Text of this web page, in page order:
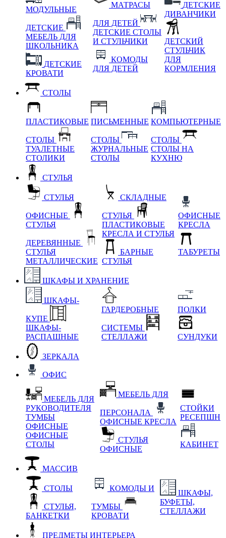
МОДУЛЬНЫЕ
ДЕТСКИЕ
МЕБЕЛЬ ДЛЯ
ШКОЛЬНИКА
ДЕТСКИЕ
КРОВАТИ
МАТРАСЫ
ДЛЯ ДЕТЕЙ
ДЕТСКИЕ СТОЛЫ
И СТУЛЬЧИКИ
КОМОДЫ
ДЛЯ ДЕТЕЙ
ДЕТСКИЕ
ДИВАНЧИКИ
ДЕТСКИЙ
СТУЛЬЧИК
ДЛЯ
КОРМЛЕНИЯ
СТОЛЫ
ПЛАСТИКОВЫЕ
СТОЛЫ
ТУАЛЕТНЫЕ
СТОЛИКИ
ПИСЬМЕННЫЕ
СТОЛЫ
ЖУРНАЛЬНЫЕ
СТОЛЫ
КОМПЬЮТЕРНЫЕ
СТОЛЫ
СТОЛЫ НА
КУХНЮ
СТУЛЬЯ
СТУЛЬЯ
ОФИСНЫЕ
СТУЛЬЯ
ДЕРЕВЯННЫЕ
СТУЛЬЯ
МЕТАЛЛИЧЕСКИЕ
СКЛАДНЫЕ
СТУЛЬЯ
ПЛАСТИКОВЫЕ
КРЕСЛА И СТУЛЬЯ
БАРНЫЕ
СТУЛЬЯ
ОФИСНЫЕ
КРЕСЛА
ТАБУРЕТЫ
ШКАФЫ И ХРАНЕНИЕ
ШКАФЫ-
КУПЕ
ШКАФЫ-
РАСПАШНЫЕ
ГАРДЕРОБНЫЕ
СИСТЕМЫ
СТЕЛЛАЖИ
ПОЛКИ
СУНДУКИ
ЗЕРКАЛА
ОФИС
МЕБЕЛЬ ДЛЯ
РУКОВОДИТЕЛЯ
ТУМБЫ
ОФИСНЫЕ
ОФИСНЫЕ
СТОЛЫ
МЕБЕЛЬ ДЛЯ
ПЕРСОНАЛА
ОФИСНЫЕ КРЕСЛА
СТУЛЬЯ
ОФИСНЫЕ
СТОЙКИ
РЕСЕПШН
КАБИНЕТ
МАССИВ
СТОЛЫ
СТУЛЬЯ,
БАНКЕТКИ
КОМОДЫ И
ТУМБЫ
КРОВАТИ
ШКАФЫ,
БУФЕТЫ,
СТЕЛЛАЖИ
ПРЕДМЕТЫ ИНТЕРЬЕРА